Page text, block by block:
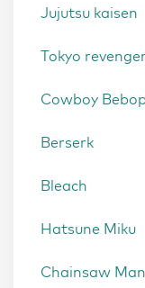
Jujutsu kaisen
Tokyo
Cowboy Bebop
Berserk
Bleach
Hatsune Miku
Chainsaw Man